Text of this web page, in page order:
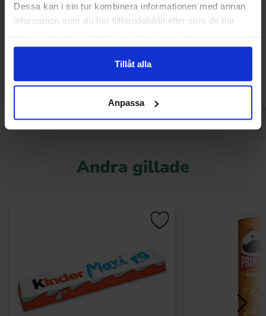
Dessa kan i sin tur kombinera informationen med annan
information som du har tillhandahållit eller som de har
Tillåt alla
Anpassa
Corny Big Strawberry White Chocolate
40g
Nature Valley
Andra gillade